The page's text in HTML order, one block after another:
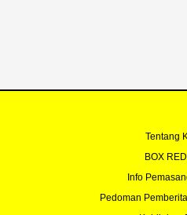
Tentang
BOX
Info
Pedoman